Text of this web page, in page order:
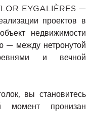
EYGALIÈRES —
проектов в
недвижимости
— между нетронутой
и вечной
вы становитесь
момент пронизан